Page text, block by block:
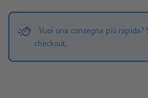
Vuoi una consegna più
checkout.